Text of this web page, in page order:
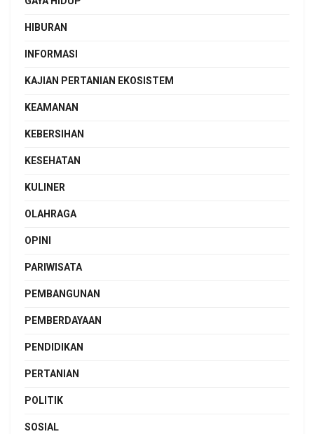
HIBURAN
INFORMASI
KAJIAN PERTANIAN EKOSISTEM
KEAMANAN
KEBERSIHAN
KESEHATAN
KULINER
OLAHRAGA
OPINI
PARIWISATA
PEMBANGUNAN
PEMBERDAYAAN
PENDIDIKAN
PERTANIAN
POLITIK
SOSIAL